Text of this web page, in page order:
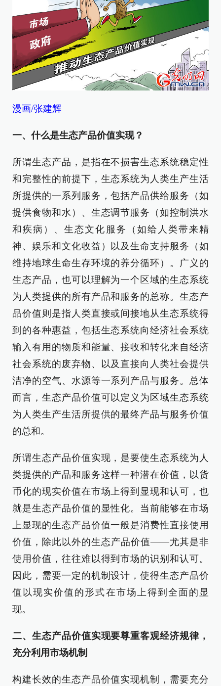
漫画/张建辉
一、什么是生态产品价值实现？
所谓生态产品，是指在不损害生态系统稳定性
和完整性的前提下，生态系统为人类生产生活
所提供的一系列服务，包括产品供给服务（如
提供食物和水）、生态调节服务（如控制洪水
和疾病）、生态文化服务（如给人类带来精
神、娱乐和文化收益）以及生命支持服务（如
维持地球生命生存环境的养分循环）。广义的
生态产品，也可以理解为一个区域的生态系统
为人类提供的所有产品和服务的总称。生态产
品价值则是指人类直接或间接地从生态系统得
到的各种惠益，包括生态系统向经济社会系统
输入有用的物质和能量、接收和转化来自经济
社会系统的废弃物、以及直接向人类社会提供
洁净的空气、水源等一系列产品与服务。总体
而言，生态产品价值可以定义为区域生态系统
为人类生产生活所提供的最终产品与服务价值
的总和。
所谓生态产品价值实现，是要使生态系统为人
类提供的产品和服务这样一种潜在价值，以货
币化的现实价值在市场上得到显现和认可，也
就是生态产品价值的显性化。当前能够在市场
上显现的生态产品价值一般是消费性直接使用
价值，除此以外的生态产品价值——尤其是非
使用价值，往往难以得到市场的识别和认可。
因此，需要一定的机制设计，使得生态产品价
值以现实价值的形式在市场上得到全面的显
现。
二、生态产品价值实现要尊重客观经济规律，
充分利用市场机制
构建长效的生态产品价值实现机制，需要充分